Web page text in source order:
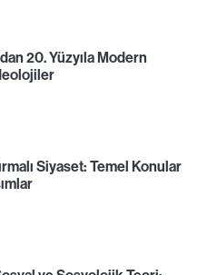
20. Yüzyıla Modern
Siyaset: Temel Konular